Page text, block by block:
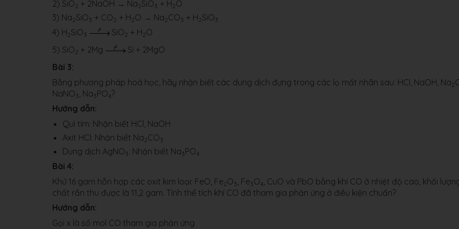
2) SiO2 + 2NaOH → Na2SiO3 + H2O
3) Na2SiO3 + CO2 + H2O → Na2CO3 + H2SiO3
4) H2SiO3 SiO2 + H2O
5) SiO2 + 2Mg
Si + 2MgO
Bài 3:
Bằng phương pháp hoá học, hãy nhận biết các dung dịch đựng trong các lọ mất nhãn sau: HCl, NaOH, Na2
NaNO3, Na3PO4?
Hướng dẫn:
Quì tím: Nhận biết HCl, NaOH
Axit HCl: Nhận biết Na2CO3
Dung dịch AgNO3: Nhận biết Na3PO4
Bài 4:
Khử 16 gam hỗn hợp các oxit kim loại: FeO, Fe2O3, Fe3O4, CuO và PbO bằng khí CO ở nhiệt độ cao, khối
chất rắn thu được là 11,2 gam. Tính thể tích khí CO đã tham gia phản ứng ở điều kiện chuẩn?
Hướng dẫn:
Gọi x là số mol CO tham gia phản ứng